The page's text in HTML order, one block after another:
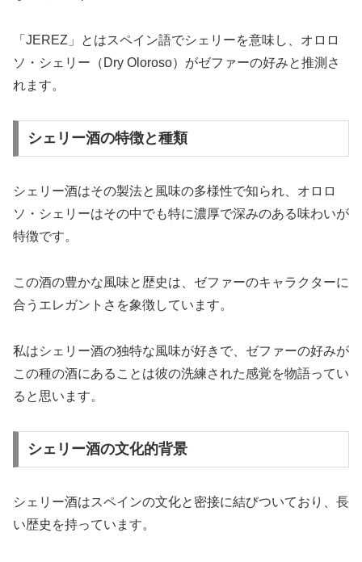
「JEREZ」とはスペイン語でシェリーを意味し、オロロ
ソ・シェリー（Dry Oloroso）がゼファーの好みと推測さ
れます。
シェリー酒の特徴と種類
シェリー酒はその製法と風味の多様性で知られ、オロロ
ソ・シェリーはその中でも特に濃厚で深みのある味わいが
特徴です。
この酒の豊かな風味と歴史は、ゼファーのキャラクターに
合うエレガントさを象徴しています。
私はシェリー酒の独特な風味が好きで、ゼファーの好みが
この種の酒にあることは彼の洗練された感覚を物語ってい
ると思います。
シェリー酒の文化的背景
シェリー酒はスペインの文化と密接に結びついており、長
い歴史を持っています。